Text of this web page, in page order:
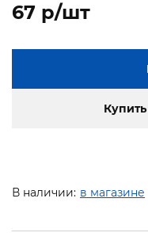
67 p/шт
В наличии: в магазине